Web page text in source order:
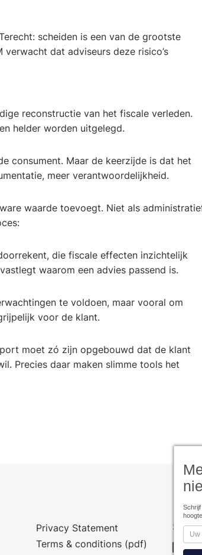
scheiden is een van de grootste
dat adviseurs deze risico’s
reconstructie van het fiscale verleden.
helder worden uitgelegd.
consument. Maar de keerzijde is dat het
meer verantwoordelijkheid.
waarde toevoegt. Niet als
die fiscale effecten inzichtelijk
waarom een advies passend is.
te voldoen, maar vooral om
voor de klant.
moet zó zijn opgebouwd dat de klant
Precies daar maken slimme tools het
Privacy Statement
Terms & conditions (pdf)